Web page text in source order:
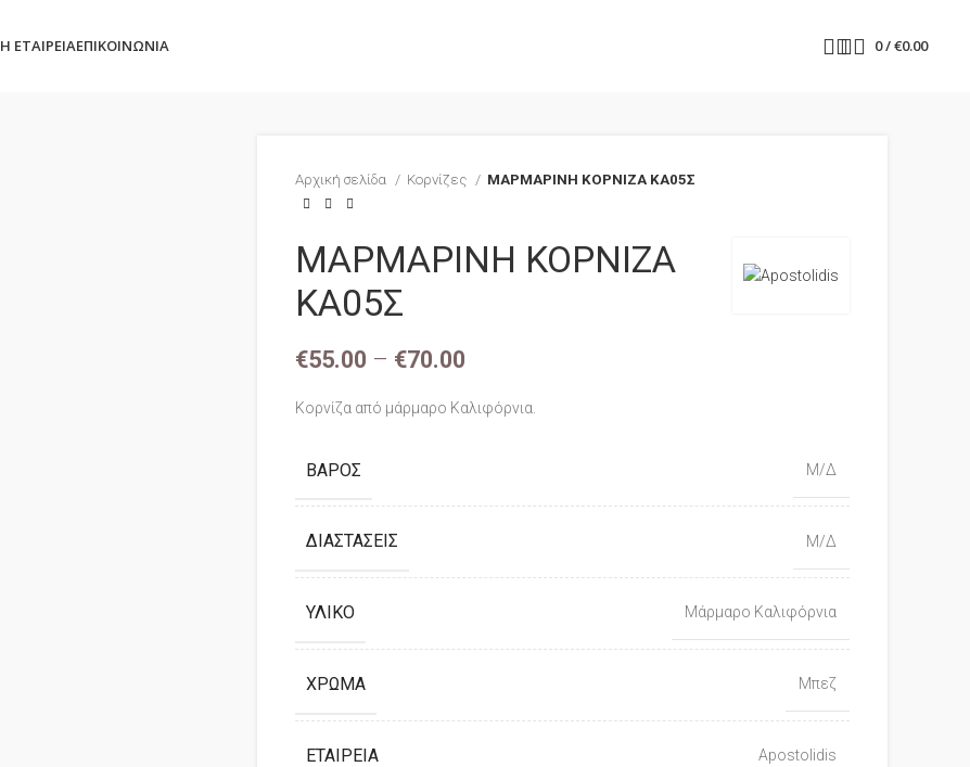
Η ΕΤΑΙΡΕΊΑΕΠΙΚΟΙΝΩΝΊΑ 0/€0.00
Αρχική σελίδα Κορνίζες ΜΑΡΜΑΡΙΝΗ ΚΟΡΝΙΖΑ ΚΑ05Σ
ΜΑΡΜΑΡΙΝΗ ΚΟΡΝΙΖΑ
ΚΑ05Σ
€55.00 – €70.00
Κορνίζα από μάρμαρο Καλιφόρνια.
ΒΆΡΟΣ Μ/Δ
ΔΙΑΣΤΆΣΕΙΣ Μ/Δ
ΥΛΙΚΌ Μάρμαρο Καλιφόρνια
ΧΡΏΜΑ Μπεζ
ΕΤΑΙΡΕΊΑ Apostolidis